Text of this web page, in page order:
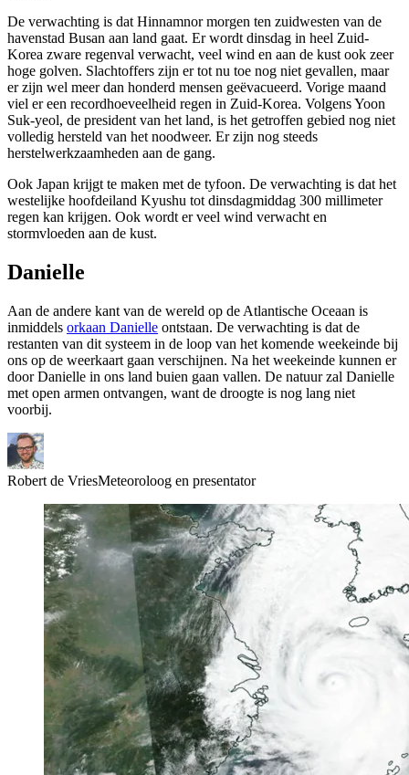
De verwachting is dat Hinnamnor morgen ten zuidwesten van de
havenstad Busan aan land gaat. Er wordt dinsdag in heel Zuid-
Korea zware regenval verwacht, veel wind en aan de kust ook zeer
hoge golven. Slachtoffers zijn er tot nu toe nog niet gevallen, maar
er zijn wel meer dan honderd mensen geëvacueerd. Vorige maand
viel er een recordhoeveelheid regen in Zuid-Korea. Volgens Yoon
Suk-yeol, de president van het land, is het getroffen gebied nog niet
volledig hersteld van het noodweer. Er zijn nog steeds
herstelwerkzaamheden aan de gang.
Ook Japan krijgt te maken met de tyfoon. De verwachting is dat het
westelijke hoofdeiland Kyushu tot dinsdagmiddag 300 millimeter
regen kan krijgen. Ook wordt er veel wind verwacht en
stormvloeden aan de kust.
Danielle
Aan de andere kant van de wereld op de Atlantische Oceaan is
inmiddels orkaan Danielle ontstaan. De verwachting is dat de
restanten van dit systeem in de loop van het komende weekeinde bij
ons op de weerkaart gaan verschijnen. Na het weekeinde kunnen er
door Danielle in ons land buien gaan vallen. De natuur zal Danielle
met open armen ontvangen, want de droogte is nog lang niet
voorbij.
Robert de VriesMeteoroloog en presentator